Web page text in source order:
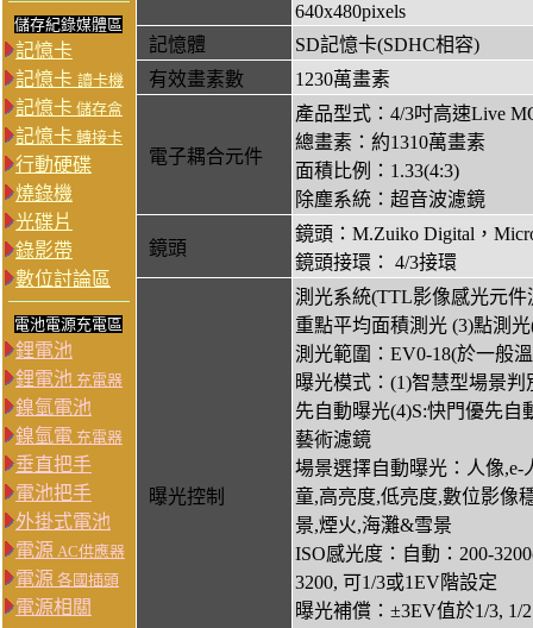
儲存紀錄媒體區
記憶卡
記憶卡 讀卡機
記憶卡 儲存盒
記憶卡 轉接卡
行動硬碟
燒錄機
光碟片
錄影帶
數位討論區
電池電源充電區
鋰電池
鋰電池 充電器
鎳氫電池
鎳氫電 充電器
垂直把手
電池把手
外掛式電池
電源 AC供應器
電源 各國插頭
電源相關
640x480pixels
記憶體
SD記憶卡(SDHC相容)
有效畫素數
1230萬畫素
電子耦合元件
產品型式：4/3吋高速Live
總畫素：約1310萬畫素
面積比例：1.33(4:3)
除塵系統：超音波濾鏡
鏡頭
鏡頭：M.Zuiko Digital，
鏡頭接環： 4/3接環
曝光控制
測光系統(TTL影像感光元件
重點平均面積測光 (3)點測
測光範圍：EV0-18(於一般
曝光模式：(1)智慧型場景
先自動曝光(4)S:快門優先自
藝術濾鏡
場景選擇自動曝光：人像,e-
童,高亮度,低亮度,數位影像
景,煙火,海灘&雪景
ISO感光度：自動：200-
3200, 可1/3或1EV階設定
曝光補償：±3EV值於1/3, 1/